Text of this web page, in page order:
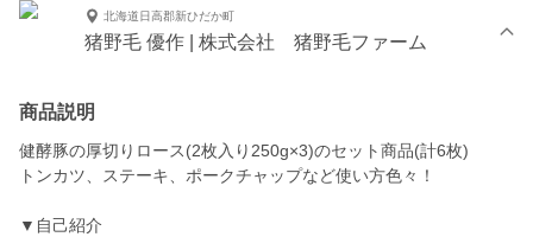
北海道日高郡新ひだか町
猪野毛 優作 | 株式会社 猪野毛ファーム
商品説明
健酵豚の厚切りロース(2枚入り250g×3)のセット商品(計6枚)
トンカツ、ステーキ、ポークチャップなど使い方色々！
▼自己紹介